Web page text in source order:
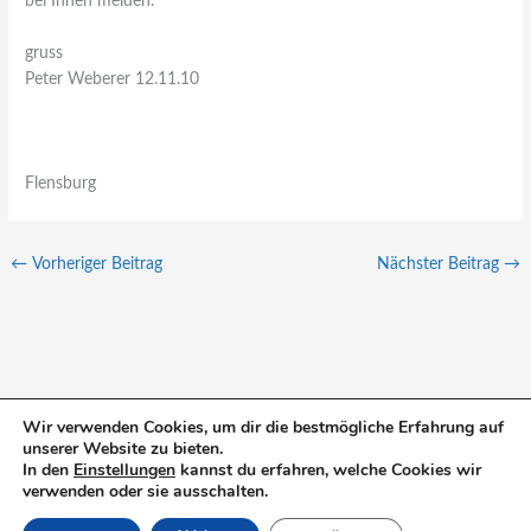
gruss
Peter Weberer 12.11.10
Flensburg
← Vorheriger Beitrag Nächster Beitrag →
S
c
Wir verwenden Cookies, um dir die bestmögliche Erfahrung auf
unserer Website zu bieten.
In den Einstellungen kannst du erfahren, welche Cookies wir
verwenden oder sie ausschalten.